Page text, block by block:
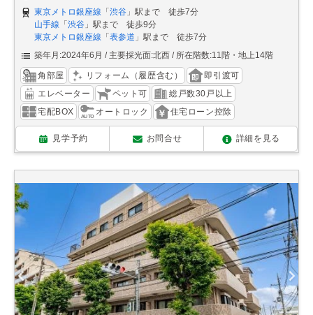
東京メトロ銀座線 「 渋谷 」駅まで 徒歩7分
山手線 「 渋谷 」駅まで 徒歩9分
東京メトロ銀座線 「 表参道 」駅まで 徒歩7分
築年月:2024年6月
主要採光面:北西 所在階数:11階・地上14階
角部屋 リフォーム（履歴含む）
即引渡可
エレベーター
ペット可
総戸数30戸以上
宅配BOX
オートロック 住宅ローン控除
見学予約 お問合せ 詳細を見る